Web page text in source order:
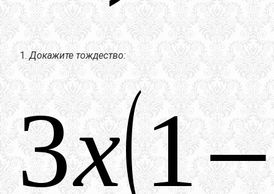
Докажите тождество: